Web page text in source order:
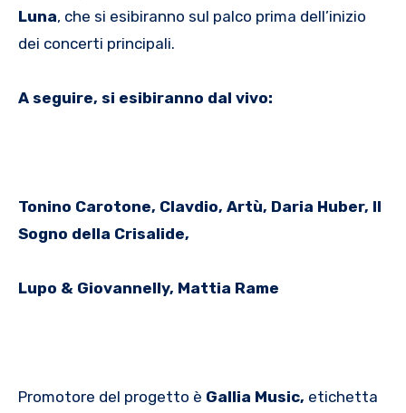
Luna, che si esibiranno sul palco prima dell’inizio
dei concerti principali.
A seguire, si esibiranno dal vivo:
Tonino Carotone, Clavdio, Artù, Daria Huber, Il
Sogno della Crisalide,
Lupo & Giovannelly, Mattia Rame
Promotore del progetto è Gallia Music, etichetta